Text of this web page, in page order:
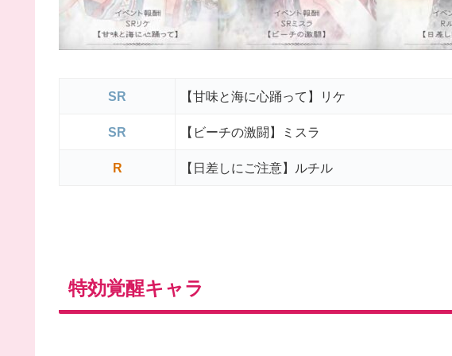
SR 【甘味と海に心踊って】リケ
SR 【ビーチの激闘】ミスラ
R 【日差しにご注意】ルチル
特効覚醒キャラ